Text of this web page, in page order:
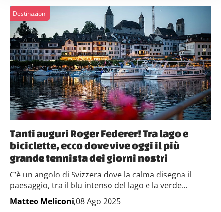
(impronte digitali).
Approfondisci come vengono elaborati i tuoi dati personali
e imposta le tue preferenze nellasezione dettagli . Puoi
modificare o ritirare il tuo consenso in qualsiasi momento
dalla Dichiarazione sui cookie.
Utilizziamo i cookie per personalizzare contenuti ed
annunci, per fornire funzionalità dei social media e per
analizzare il nostro traffico. Condividiamo inoltre
informazioni sul modo in cui utilizzi il nostro sito con i
pubblicità e social media, i quali potrebbero combinarle
con altre informazioni che hai fornito loro o che hanno
raccolto dal tuo utilizzo dei loro servizi.
Destinazioni
Tanti auguri Roger Federer! Tra lago e
biciclette, ecco dove vive oggi il più
grande tennista dei giorni nostri
C’è un angolo di Svizzera dove la calma disegna il
paesaggio, tra il blu intenso del lago e la verde...
Matteo Meliconi,08 Ago 2025